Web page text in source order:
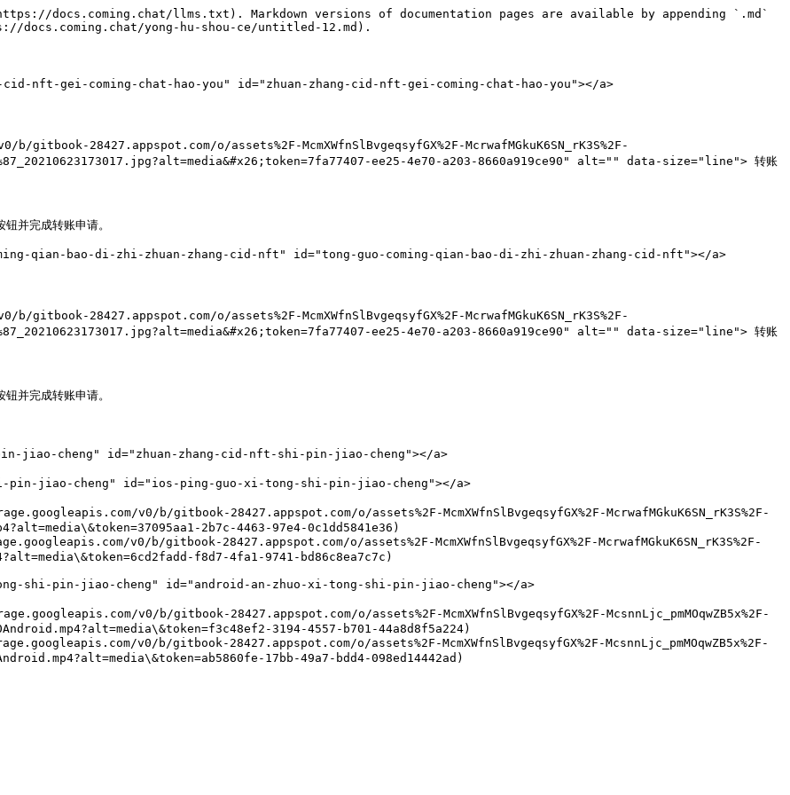
docs.coming.chat/llms.txt). Markdown versions of documentation pages are available by appending `.md`
docs.coming.chat/yong-hu-shou-ce/untitled-12.md).
cid-nft-gei-coming-chat-hao-you" id="zhuan-zhang-cid-nft-gei-coming-chat-hao-you"></a>
28427.appspot.com/o/assets%2F-McmXWfnSlBvgeqsyfGX%2F-McrwafMGkuK6SN_rK3S%2F-
ee25-4e70-a203-8660a919ce90" alt="" data-size="line"> 转账
并完成转账申请。
qian-bao-di-zhi-zhuan-zhang-cid-nft" id="tong-guo-coming-qian-bao-di-zhi-zhuan-zhang-cid-nft"></a>
28427.appspot.com/o/assets%2F-McmXWfnSlBvgeqsyfGX%2F-McrwafMGkuK6SN_rK3S%2F-
ee25-4e70-a203-8660a919ce90" alt="" data-size="line"> 转账
并完成转账申请。
pin-jiao-cheng" id="zhuan-zhang-cid-nft-shi-pin-jiao-cheng"></a>
pin-jiao-cheng" id="ios-ping-guo-xi-tong-shi-pin-jiao-cheng"></a>
v0/b/gitbook-28427.appspot.com/o/assets%2F-McmXWfnSlBvgeqsyfGX%2F-McrwafMGkuK6SN_rK3S%2F-
2b7c-4463-97e4-0c1dd5841e36)
v0/b/gitbook-28427.appspot.com/o/assets%2F-McmXWfnSlBvgeqsyfGX%2F-McrwafMGkuK6SN_rK3S%2F-
f8d7-4fa1-9741-bd86c8ea7c7c)
tong-shi-pin-jiao-cheng" id="android-an-zhuo-xi-tong-shi-pin-jiao-cheng"></a>
v0/b/gitbook-28427.appspot.com/o/assets%2F-McmXWfnSlBvgeqsyfGX%2F-McsnnLjc_pmMOqwZB5x%2F-
3194-4557-b701-44a8d8f5a224)
v0/b/gitbook-28427.appspot.com/o/assets%2F-McmXWfnSlBvgeqsyfGX%2F-McsnnLjc_pmMOqwZB5x%2F-
17bb-49a7-bdd4-098ed14442ad)